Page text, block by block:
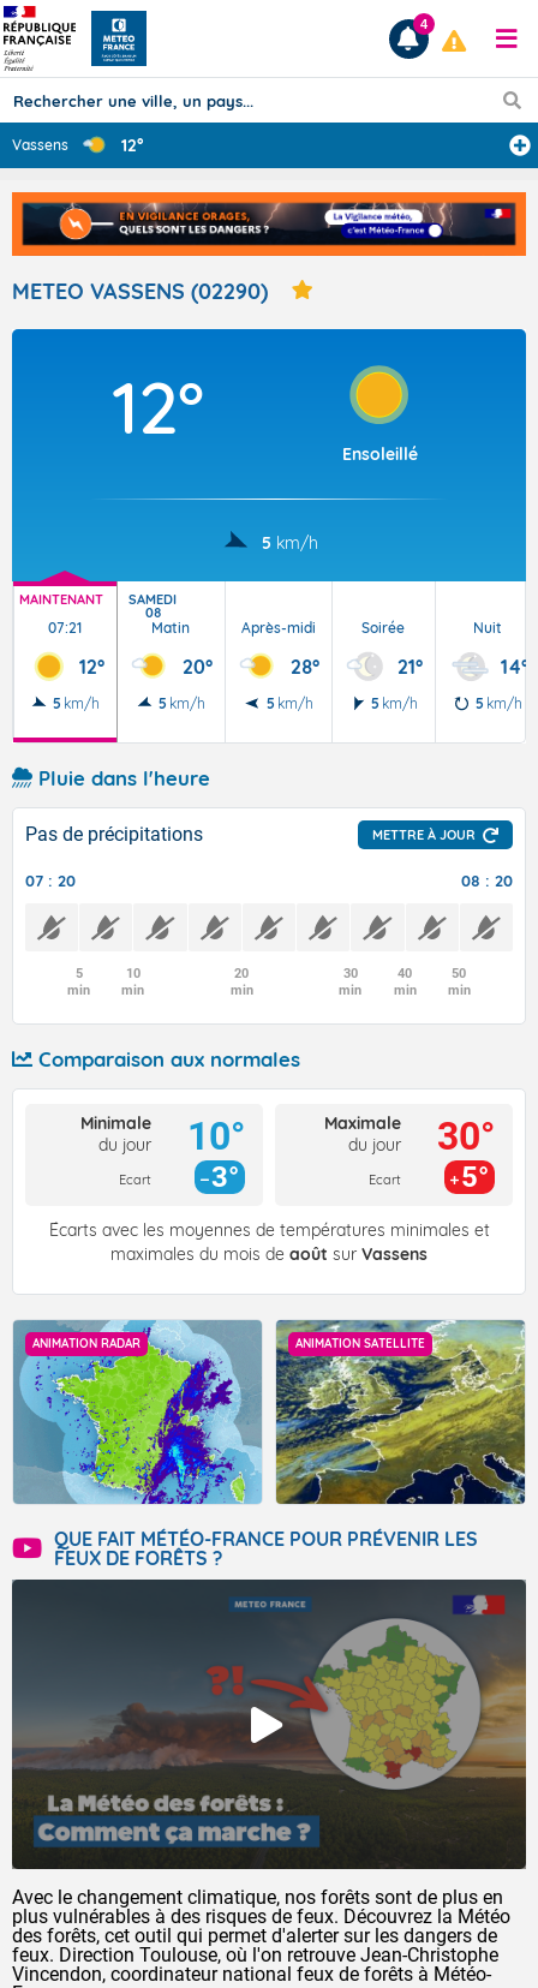
Prévisions
TOUS LES RÉSULTATS
Articles
4
Vassens 12°
METEO VASSENS (02290)
12°
Ensoleillé
5 km/h
MAINTENANT
07:21
12°
5 km/h
SAMEDI
08
Matin
20°
5 km/h
Après-midi
28°
5 km/h
Soirée
21°
5 km/h
Nuit
14°
5 km/h
Pluie dans l'heure
Pas de précipitations METTRE À JOUR
07 : 20 08 : 20
5
min
10
min
20
min
30
min
40
min
50
min
Comparaison aux normales
Minimale
du jour
Ecart
10°
3°
Maximale
du jour
Ecart
30°
5°
Écarts avec les moyennes de températures minimales et
maximales du mois de août sur Vassens
ANIMATION RADAR ANIMATION SATELLITE
QUE FAIT MÉTÉO-FRANCE POUR PRÉVENIR LES
FEUX DE FORÊTS ?
Avec le changement climatique, nos forêts sont de plus en
plus vulnérables à des risques de feux. Découvrez la Météo
des forêts, cet outil qui permet d'alerter sur les dangers de
feux. Direction Toulouse, où l'on retrouve Jean-Christophe
Vincendon, coordinateur national feux de forêts à Météo-